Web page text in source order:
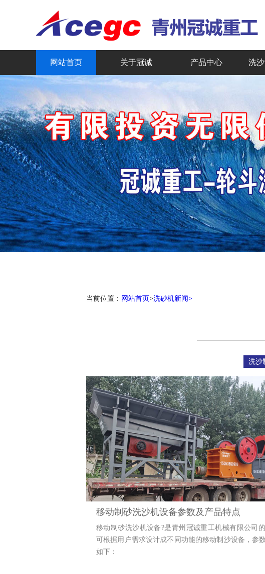
网站首页 关于冠诚 产品中心 洗
当前位置： 网站首页>洗砂机新闻>
洗沙
移动制砂洗沙机设备参数及产品特点
移动制砂洗沙机设备?是青州冠诚重工机械有限公司
可根据用户需求设计成不同功能的移动制沙设备，参
如下：